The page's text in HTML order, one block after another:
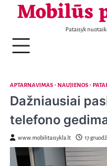
Mobilūs
Pataisyk
APTARNAVIMAS NAUJIENOS
Dažniausiai
telefono
www.mobilitaisykla.lt 17